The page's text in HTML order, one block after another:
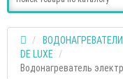
ВОДОНАГРЕВАТЕЛИ
DE LUXE
Водонагреватель